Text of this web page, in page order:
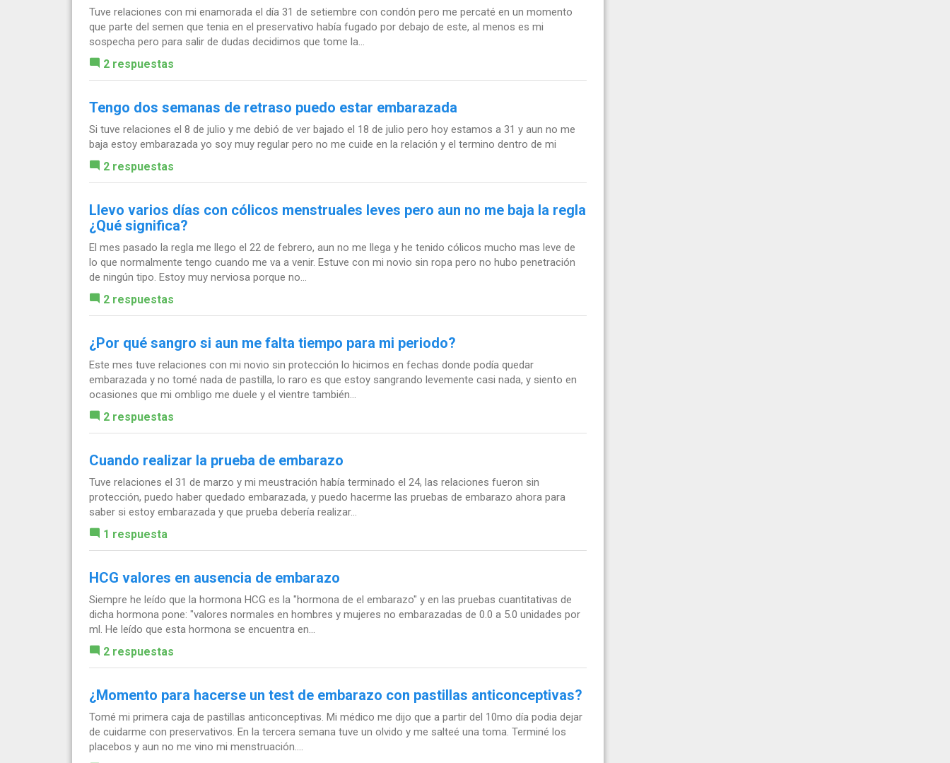
Tuve relaciones con mi enamorada el día 31 de setiembre con condón pero me percaté en un momento
que parte del semen que tenia en el preservativo había fugado por debajo de este, al menos es mi
sospecha pero para salir de dudas decidimos que tome la...
2 respuestas
Tengo dos semanas de retraso puedo estar embarazada
Si tuve relaciones el 8 de julio y me debió de ver bajado el 18 de julio pero hoy estamos a 31 y aun no me
baja estoy embarazada yo soy muy regular pero no me cuide en la relación y el termino dentro de mi
2 respuestas
Llevo varios días con cólicos menstruales leves pero aun no me baja la regla
¿Qué significa?
El mes pasado la regla me llego el 22 de febrero, aun no me llega y he tenido cólicos mucho mas leve de
lo que normalmente tengo cuando me va a venir. Estuve con mi novio sin ropa pero no hubo penetración
de ningún tipo. Estoy muy nerviosa porque no...
2 respuestas
¿Por qué sangro si aun me falta tiempo para mi periodo?
Este mes tuve relaciones con mi novio sin protección lo hicimos en fechas donde podía quedar
embarazada y no tomé nada de pastilla, lo raro es que estoy sangrando levemente casi nada, y siento en
ocasiones que mi ombligo me duele y el vientre también...
2 respuestas
Cuando realizar la prueba de embarazo
Tuve relaciones el 31 de marzo y mi meustración había terminado el 24, las relaciones fueron sin
protección, puedo haber quedado embarazada, y puedo hacerme las pruebas de embarazo ahora para
saber si estoy embarazada y que prueba debería realizar...
1 respuesta
HCG valores en ausencia de embarazo
Siempre he leído que la hormona HCG es la "hormona de el embarazo" y en las pruebas cuantitativas de
dicha hormona pone: "valores normales en hombres y mujeres no embarazadas de 0.0 a 5.0 unidades por
ml. He leído que esta hormona se encuentra en...
2 respuestas
¿Momento para hacerse un test de embarazo con pastillas anticonceptivas?
Tomé mi primera caja de pastillas anticonceptivas. Mi médico me dijo que a partir del 10mo día podia dejar
de cuidarme con preservativos. En la tercera semana tuve un olvido y me salteé una toma. Terminé los
placebos y aun no me vino mi menstruación....